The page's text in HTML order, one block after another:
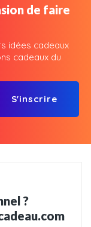
de faire
idées cadeaux
cadeaux du
S'inscrire
?